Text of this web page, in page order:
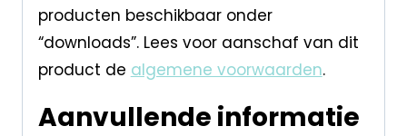
producten beschikbaar onder
“downloads”. Lees voor aanschaf van dit
product de algemene voorwaarden.
Aanvullende informatie